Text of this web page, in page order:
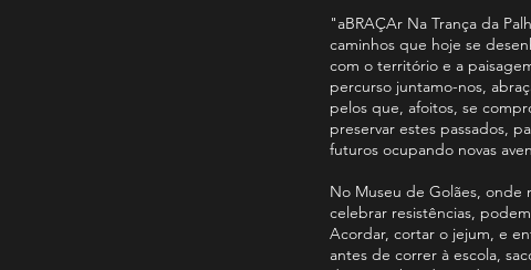
"aBRAÇAr Na Trança da
caminhos que hoje se
com o território e a
percurso juntamo-nos,
pelos que, afoitos, se
preservar estes passados,
futuros ocupando novas
No Museu de Golães, onde
celebrar resistências,
Acordar, cortar o jejum, e
antes de correr à escola,